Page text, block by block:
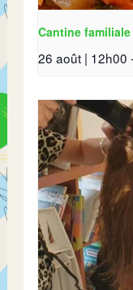
Cantine
26 août | 12h00